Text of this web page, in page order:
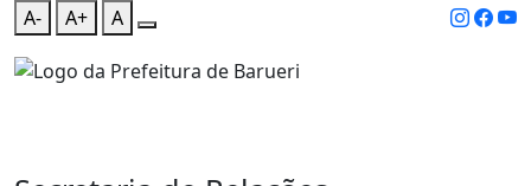
A- A+ A